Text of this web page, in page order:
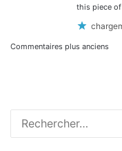
this piece
Navigation
Commentaires plus anciens